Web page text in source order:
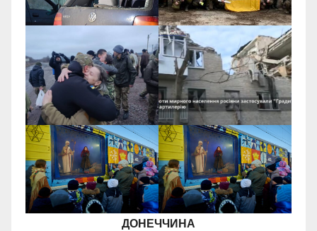
ДОНЕЧЧИНА